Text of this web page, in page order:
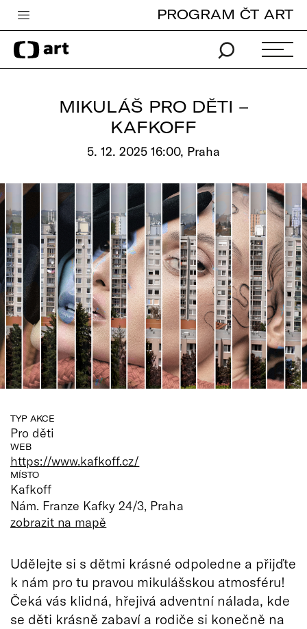
Česká televize
Zpravodajství
Vše o ČT
PROGRAM ČT ART
MIKULÁŠ PRO DĚTI –
KAFKOFF
5. 12. 2025 16:00, Praha
TYP AKCE
Pro děti
WEB
https://www.kafkoff.cz/
MÍSTO
Kafkoff
Nám. Franze Kafky 24/3, Praha
zobrazit na mapě
Udělejte si s dětmi krásné odpoledne a přijďte
k nám pro tu pravou mikulášskou atmosféru!
Čeká vás klidná, hřejivá adventní nálada, kde
se děti krásně zabaví a rodiče si konečně na